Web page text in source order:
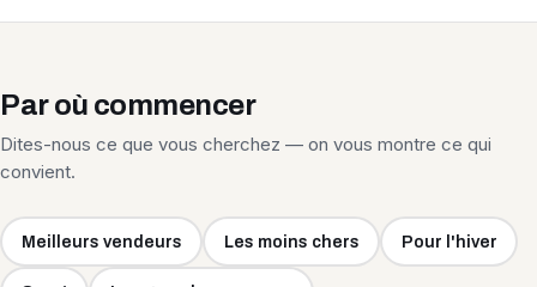
Par où commencer
Dites-nous ce que vous cherchez — on vous montre ce qui
convient.
Meilleurs vendeurs Les moins chers Pour l'hiver